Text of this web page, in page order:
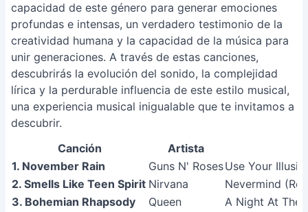
capacidad de este género para generar emociones
profundas e intensas, un verdadero testimonio de la
creatividad humana y la capacidad de la música para
unir generaciones. A través de estas canciones,
descubrirás la evolución del sonido, la complejidad
lírica y la perdurable influencia de este estilo musical,
una experiencia musical inigualable que te invitamos a
descubrir.
Canción
Artista
1. November Rain
Guns N' RosesUse Your
2. Smells Like Teen Spirit Nirvana
Nevermind
3. Bohemian Rhapsody
Queen
A Night At The